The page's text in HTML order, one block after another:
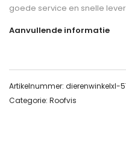
goede service en snelle
Aanvullende informatie
Artikelnummer: dierenwinkelxl-
Categorie: Roofvis